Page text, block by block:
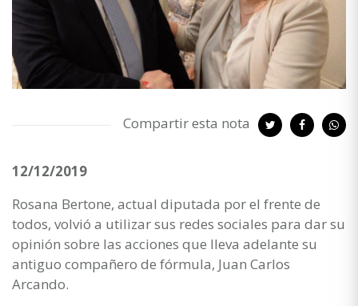
Compartir esta nota
12/12/2019
Rosana Bertone, actual diputada por el frente de
todos, volvió a utilizar sus redes sociales para dar su
opinión sobre las acciones que lleva adelante su
antiguo compañero de fórmula, Juan Carlos
Arcando.